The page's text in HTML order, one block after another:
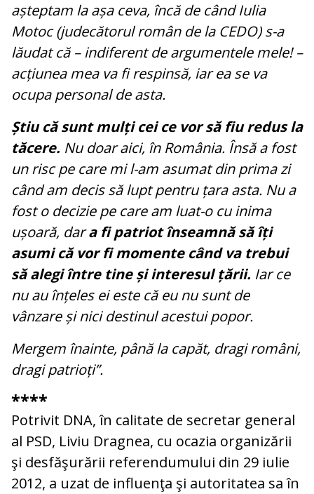
așteptam la așa ceva, încă de când Iulia
Motoc (judecătorul român de la CEDO) s-a
lăudat că – indiferent de argumentele mele! –
acțiunea mea va fi respinsă, iar ea se va
ocupa personal de asta.
Știu că sunt mulți cei ce vor să fiu redus la
tăcere. Nu doar aici, în România. Însă a fost
un risc pe care mi l-am asumat din prima zi
când am decis să lupt pentru țara asta. Nu a
fost o decizie pe care am luat-o cu inima
ușoară, dara fi patriot înseamnă să îți
asumi că vor fi momente când va trebui
să alegi între tine și interesul țării. Iar ce
nu au înțeles ei este că eu nu sunt de
vânzare și nici destinul acestui popor.
Mergem înainte, până la capăt, dragi români,
dragi patrioți”.
****
Potrivit DNA, în calitate de secretar general
al PSD, Liviu Dragnea, cu ocazia organizării
şi desfăşurării referendumului din 29 iulie
2012, a uzat de influenţa şi autoritatea sa în